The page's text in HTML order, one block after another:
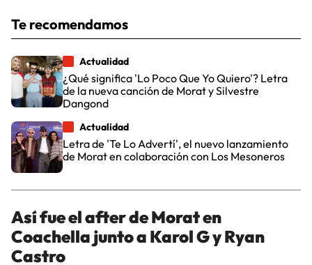
Te recomendamos
Actualidad
¿Qué significa 'Lo Poco Que Yo Quiero'? Letra
de la nueva canción de Morat y Silvestre
Dangond
Actualidad
Letra de 'Te Lo Advertí', el nuevo lanzamiento
de Morat en colaboración con Los Mesoneros
Así fue el after de Morat en
Coachella junto a Karol G y Ryan
Castro